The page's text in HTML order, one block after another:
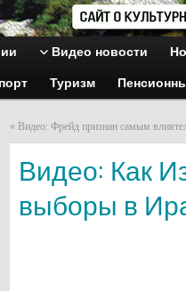
Видео новости
Туризм
« Видео: Фрейд признан самым
Видео: Как
выборы в